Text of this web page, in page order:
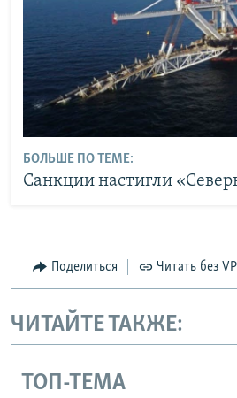
БОЛЬШЕ ПО ТЕМЕ:
Санкции настигли
Поделиться Читать без
ЧИТАЙТЕ ТАКЖЕ:
ТОП-ТЕМА